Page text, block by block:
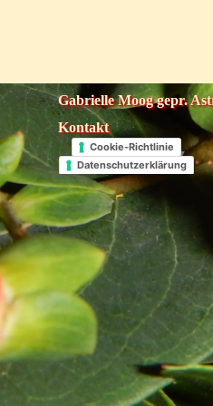
Kontakt
Gabrielle Moog gepr.
Select Language▼
Datenschutzerklärung
Cookie-Richtlinie
Zurück zum Seiteninhalt